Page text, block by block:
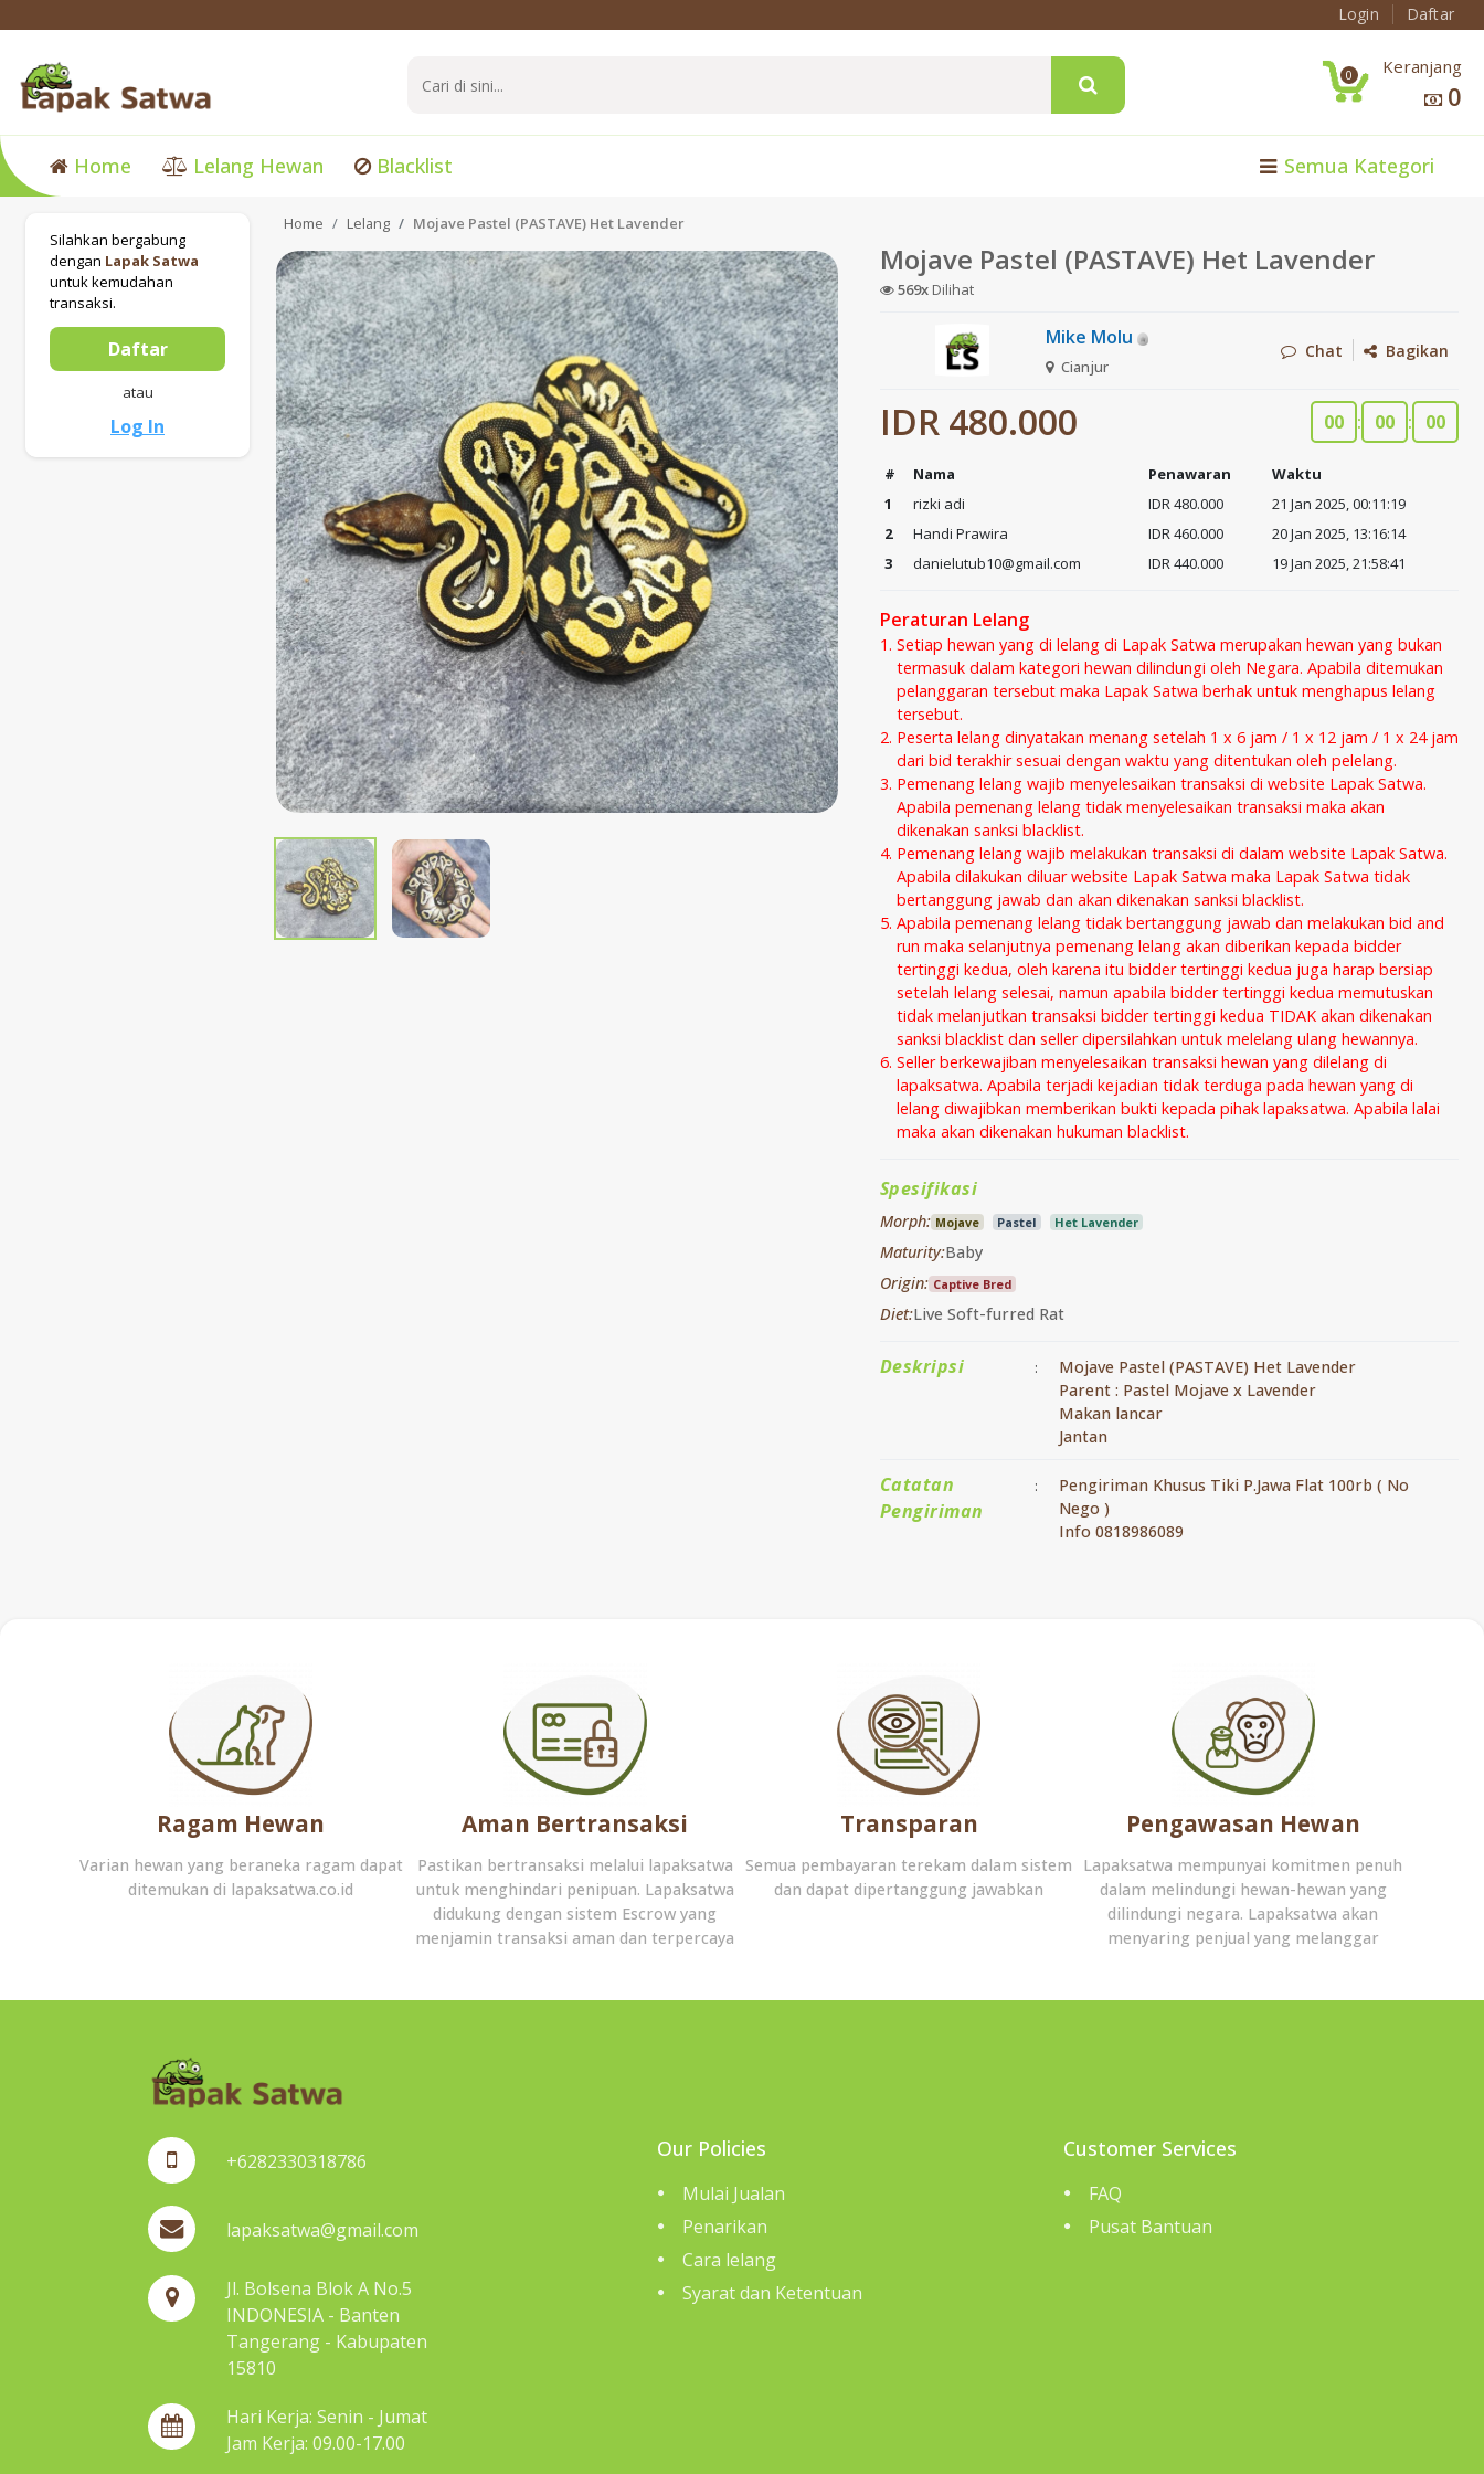
Login Daftar
0 Keranjang
0
Home Lelang Hewan Blacklist Semua Kategori
Silahkan bergabung
dengan Lapak Satwa
untuk kemudahan
transaksi.
Daftar
atau
Log In
Home Lelang Mojave Pastel (PASTAVE) Het Lavender
Mojave Pastel (PASTAVE) Het Lavender
569xDilihat
Mike Molu
Cianjur
Chat Bagikan
IDR 480.000 00 : 00 : 00
# Nama Penawaran
Waktu
1
rizki adi IDR 480.000
21 Jan 2025, 00:11:19
2
Handi Prawira IDR 460.000
20 Jan 2025, 13:16:14
3
danielutub10@gmail.com IDR 440.000 19 Jan 2025, 21:58:41
Peraturan Lelang
Setiap hewan yang di lelang di Lapak Satwa merupakan hewan yang bukan
termasuk dalam kategori hewan dilindungi oleh Negara. Apabila ditemukan
pelanggaran tersebut maka Lapak Satwa berhak untuk menghapus lelang
tersebut.
Peserta lelang dinyatakan menang setelah 1 x 6 jam / 1 x 12 jam / 1 x 24 jam
dari bid terakhir sesuai dengan waktu yang ditentukan oleh pelelang.
Pemenang lelang wajib menyelesaikan transaksi di website Lapak Satwa.
Apabila pemenang lelang tidak menyelesaikan transaksi maka akan
dikenakan sanksi blacklist.
Pemenang lelang wajib melakukan transaksi di dalam website Lapak Satwa.
Apabila dilakukan diluar website Lapak Satwa maka Lapak Satwa tidak
bertanggung jawab dan akan dikenakan sanksi blacklist.
Apabila pemenang lelang tidak bertanggung jawab dan melakukan bid and
run maka selanjutnya pemenang lelang akan diberikan kepada bidder
tertinggi kedua, oleh karena itu bidder tertinggi kedua juga harap bersiap
setelah lelang selesai, namun apabila bidder tertinggi kedua memutuskan
tidak melanjutkan transaksi bidder tertinggi kedua TIDAK akan dikenakan
sanksi blacklist dan seller dipersilahkan untuk melelang ulang hewannya.
Seller berkewajiban menyelesaikan transaksi hewan yang dilelang di
lapaksatwa. Apabila terjadi kejadian tidak terduga pada hewan yang di
lelang diwajibkan memberikan bukti kepada pihak lapaksatwa. Apabila lalai
maka akan dikenakan hukuman blacklist.
Spesifikasi
Morph: Mojave Pastel Het Lavender
Maturity:Baby
Origin: Captive Bred
Diet:Live Soft-furred Rat
Deskripsi :
Mojave Pastel (PASTAVE) Het Lavender
Parent : Pastel Mojave x Lavender
Makan lancar
Jantan
Catatan
Pengiriman
:
Pengiriman Khusus Tiki P.Jawa Flat 100rb ( No
Nego )
Info 0818986089
Ragam Hewan
Varian hewan yang beraneka ragam dapat
ditemukan di lapaksatwa.co.id
Aman Bertransaksi
Pastikan bertransaksi melalui lapaksatwa
untuk menghindari penipuan. Lapaksatwa
didukung dengan sistem Escrow yang
menjamin transaksi aman dan terpercaya
Transparan
Semua pembayaran terekam dalam sistem
dan dapat dipertanggung jawabkan
Pengawasan Hewan
Lapaksatwa mempunyai komitmen penuh
dalam melindungi hewan-hewan yang
dilindungi negara. Lapaksatwa akan
menyaring penjual yang melanggar
+6282330318786
lapaksatwa@gmail.com
Jl. Bolsena Blok A No.5
INDONESIA - Banten
Tangerang - Kabupaten
15810
Hari Kerja: Senin - Jumat
Jam Kerja: 09.00-17.00
Our Policies
Mulai Jualan
Penarikan
Cara lelang
Syarat dan Ketentuan
Customer Services
FAQ
Pusat Bantuan